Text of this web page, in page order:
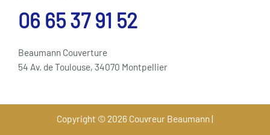
06 65 37 91 52
Beaumann Couverture
54 Av. de Toulouse, 34070 Montpellier
Copyright © 2026 Couvreur Beaumann |